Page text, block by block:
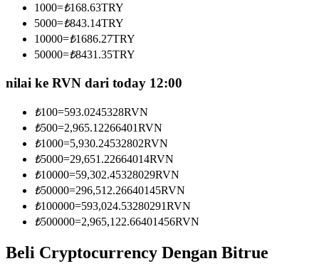
Informasi
Analisis data besar termasuk info perdagangan, dll.
1000=₺168.63TRY
5000=₺843.14TRY
10000=₺1686.27TRY
50000=₺8431.35TRY
nilai ke RVN dari today 12:00
₺100=593.0245328RVN
₺500=2,965.12266401RVN
₺1000=5,930.24532802RVN
₺5000=29,651.22664014RVN
₺10000=59,302.45328029RVN
₺50000=296,512.26640145RVN
₺100000=593,024.53280291RVN
₺500000=2,965,122.66401456RVN
Beli Cryptocurrency Dengan Bitrue